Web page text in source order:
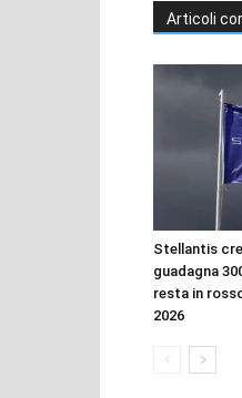
Articoli
Stellantis
guadagna
resta in
2026